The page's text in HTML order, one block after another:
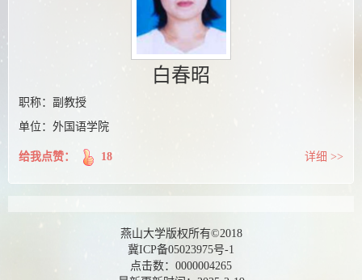
白春昭
职称：副教授
单位：外国语学院
给我点赞： 18 详细 >>
燕山大学版权所有©2018
冀ICP备05023975号-1
点击数： 0000004265